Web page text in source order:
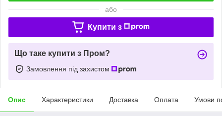
або
Купити з
Що таке купити з Пром?
Замовлення під захистом
Опис Характеристики Доставка Оплата Умови